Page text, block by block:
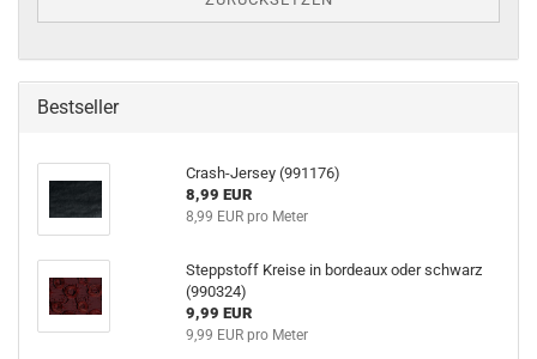
Bestseller
Crash-Jersey (991176)
8,99 EUR
8,99 EUR pro Meter
Steppstoff Kreise in bordeaux oder schwarz
(990324)
9,99 EUR
9,99 EUR pro Meter